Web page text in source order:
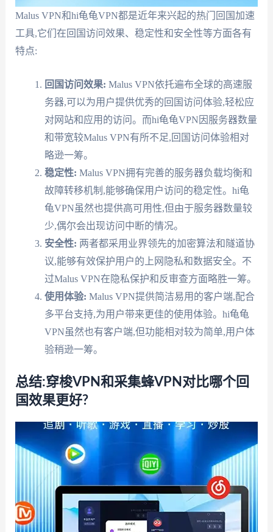
Malus VPN和hi龟龟VPN都是近年来兴起的热门回国加速
工具,它们在回国访问效果、稳定性和安全性等方面各有
特点:
回国访问效果: Malus VPN依托遍布全球的高速服
务器,可以为用户提供优秀的回国访问体验,轻松应
对网站和应用的访问。而hi龟龟VPN因服务器数量
和带宽较Malus VPN有所不足,回国访问体验相对
略逊一筹。
稳定性: Malus VPN拥有完善的服务器负载均衡和
故障转移机制,能够确保用户访问的稳定性。hi龟
龟VPN虽然也提供高可用性,但由于服务器数量较
少,偶尔会出现访问中断的情况。
安全性: 两者都采用业界领先的加密算法和隧道协
议,能够有效保护用户的上网隐私和数据安全。不
过Malus VPN在隐私保护和反审查方面略胜一筹。
使用体验: Malus VPN提供简洁易用的客户端,配合
多平台支持,为用户带来更佳的使用体验。hi龟龟
VPN虽然也有客户端,但功能相对较为简单,用户体
验稍逊一筹。
总结:穿梭VPN和采集蜂VPN对比哪个回
国效果更好?